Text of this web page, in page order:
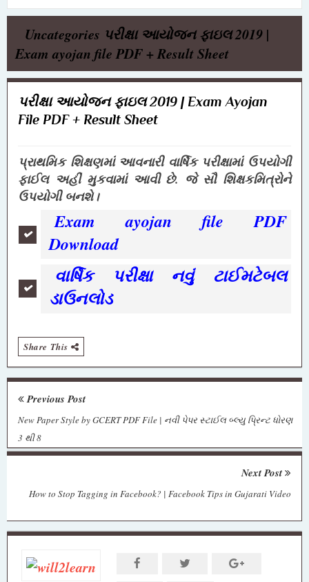
Uncategories પરીક્ષા આયોજન ફાઇલ 2019 |
Exam ayojan file PDF + Result Sheet
પરીક્ષા આયોજન ફાઇલ 2019 | Exam Ayojan
File PDF + Result Sheet
પ્રાથમિક શિક્ષણમાં આવનારી વાર્ષિક પરીક્ષામાં ઉપયોગી
ફાઈલ અહીં મુકવામાં આવી છે. જે સૌ શિક્ષકમિત્રોને
ઉપયોગી બનશે।
Exam ayojan file PDF
Download
વાર્ષિક પરીક્ષા નવું ટાઈમટેબલ
ડાઉનલોડ
Share This
Previous Post
New Paper Style by GCERT PDF File | નવી પેપર સ્ટાઈલ બ્લ્યુ પ્રિન્ટ ધોરણ
3 થી 8
Next Post
How to Stop Tagging in Facebook? | Facebook Tips in Gujarati Video